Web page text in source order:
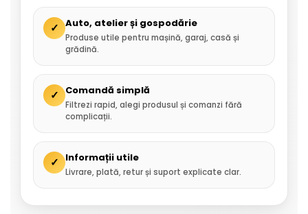
✓ Auto, atelier și gospodărie
Produse utile pentru mașină, garaj, casă și
grădină.
✓ Comandă simplă
Filtrezi rapid, alegi produsul și comanzi fără
complicații.
✓ Informații utile
Livrare, plată, retur și suport explicate clar.